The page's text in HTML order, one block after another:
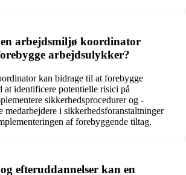
arbejdsmiljø koordinator
arbejdsulykker?
kan bidrage til at forebygge
at identificere potentielle risici på
sikkerhedsprocedurer og -
medarbejdere i sikkerhedsforanstaltninger
af forebyggende tiltag.
efteruddannelser kan en